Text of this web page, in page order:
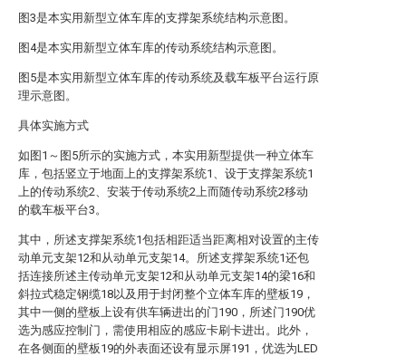
图3是本实用新型立体车库的支撑架系统结构示意图。
图4是本实用新型立体车库的传动系统结构示意图。
图5是本实用新型立体车库的传动系统及载车板平台运行原
理示意图。
具体实施方式
如图1～图5所示的实施方式，本实用新型提供一种立体车
库，包括竖立于地面上的支撑架系统1、设于支撑架系统1
上的传动系统2、安装于传动系统2上而随传动系统2移动
的载车板平台3。
其中，所述支撑架系统1包括相距适当距离相对设置的主传
动单元支架12和从动单元支架14。所述支撑架系统1还包
括连接所述主传动单元支架12和从动单元支架14的梁16和
斜拉式稳定钢缆18以及用于封闭整个立体车库的壁板19，
其中一侧的壁板上设有供车辆进出的门190，所述门190优
选为感应控制门，需使用相应的感应卡刷卡进出。此外，
在各侧面的壁板19的外表面还设有显示屏191，优选为LED